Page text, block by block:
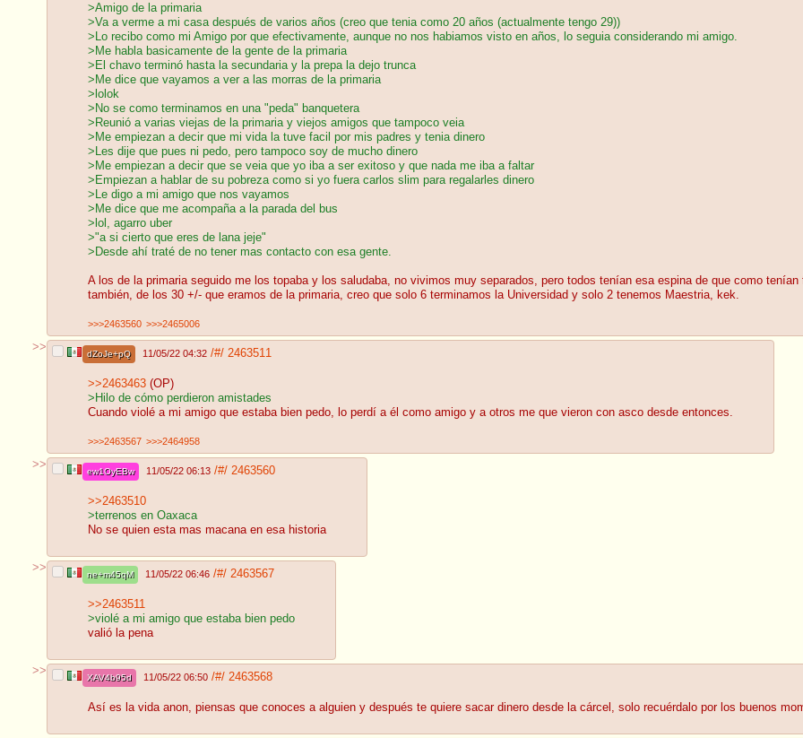
>Amigo de la primaria
>Va a verme a mi casa después de varios años (creo que tenia como 20 años (actualmente tengo 29))
>Lo recibo como mi Amigo por que efectivamente, aunque no nos habiamos visto en años, lo seguia considerando mi amigo.
>Me habla basicamente de la gente de la primaria
>El chavo terminó hasta la secundaria y la prepa la dejo trunca
>Me dice que vayamos a ver a las morras de la primaria
>lolok
>No se como terminamos en una "peda" banquetera
>Reunió a varias viejas de la primaria y viejos amigos que tampoco veia
>Me empiezan a decir que mi vida la tuve facil por mis padres y tenia dinero
>Les dije que pues ni pedo, pero tampoco soy de mucho dinero
>Me empiezan a decir que se veia que yo iba a ser exitoso y que nada me iba a faltar
>Empiezan a hablar de su pobreza como si yo fuera carlos slim para regalarles dinero
>Le digo a mi amigo que nos vayamos
>Me dice que me acompaña a la parada del bus
>lol, agarro uber
>"a si cierto que eres de lana jeje"
>Desde ahí traté de no tener mas contacto con esa gente.
A los de la primaria seguido me los topaba y los saludaba, no vivimos muy separados, pero todos tenían esa espina de que como
también, de los 30 +/- que eramos de la primaria, creo que solo 6 terminamos la Universidad y solo 2 tenemos Maestria, kek.
>>>2463560 >>>2465006
>>
dZoJe+pQ 11/05/22 04:32 /#/ 2463511
>>2463463 (OP)
>Hilo de cómo perdieron amistades
Cuando violé a mi amigo que estaba bien pedo, lo perdí a él como amigo y a otros me que vieron con asco desde entonces.
>>>2463567 >>>2464958
>>
ew1OyEBw 11/05/22 06:13 /#/ 2463560
>>2463510
>terrenos en Oaxaca
No se quien esta mas macana en esa historia
>>
ne+m45qM 11/05/22 06:46 /#/ 2463567
>>2463511
>violé a mi amigo que estaba bien pedo
valió la pena
>>
XAV4b95d 11/05/22 06:50 /#/ 2463568
Así es la vida anon, piensas que conoces a alguien y después te quiere sacar dinero desde la cárcel, solo recuérdalo por los buenos